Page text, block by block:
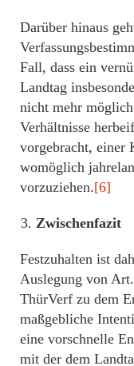
Darüber hinaus
Fall, dass ein
Landtag
nicht mehr
Verhältnisse
vorgebracht, einer
womöglich
vorzuziehen.[6]
Zwischenfazit
Festzuhalten ist
Auslegung von
ThürVerf zu dem
maßgebliche
eine vorschnelle
mit der dem